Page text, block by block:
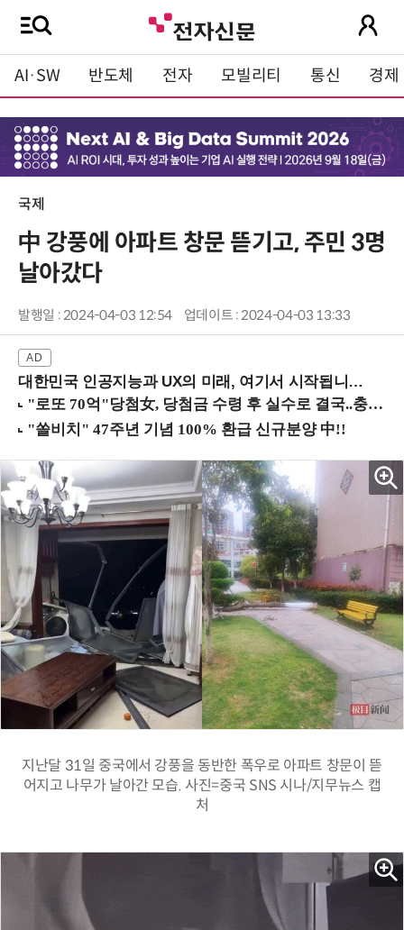
AI·SW 반도체 전자 모빌리티 통신 경제
국제
中 강풍에 아파트 창문 뜯기고, 주민 3명
날아갔다
발행일 : 2024-04-03 12:54 업데이트 : 2024-04-03 13:33
대한민국 인공지능과 UX의 미래, 여기서 시작됩니다! (9/2 강남역)
지난달 31일 중국에서 강풍을 동반한 폭우로 아파트 창문이 뜯
어지고 나무가 날아간 모습. 사진=중국 SNS 시나/지무뉴스 캡
처